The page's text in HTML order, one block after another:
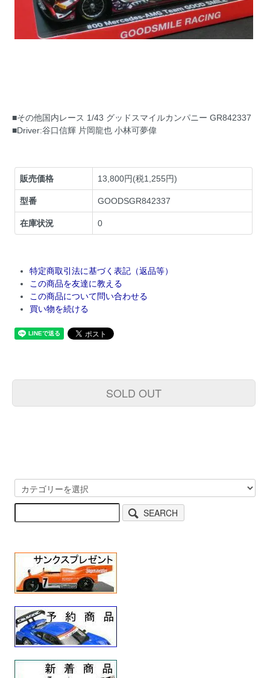
■その他国内レース 1/43 グッドスマイルカンパニー GR842337
■Driver:谷口信輝 片岡龍也 小林可夢偉
販売価格 13,800円(税1,255円)
型番 GOODSGR842337
在庫状況 0
特定商取引法に基づく表記（返品等）
この商品を友達に教える
この商品について問い合わせる
買い物を続ける
SOLD OUT
SEARCH